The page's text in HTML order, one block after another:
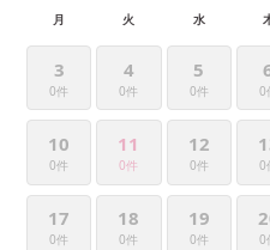
月 火 水
3
0件
4
0件
5
0件 0
10
0件
11
0件
12
0件 0
17
0件
18
0件
19
0件 0